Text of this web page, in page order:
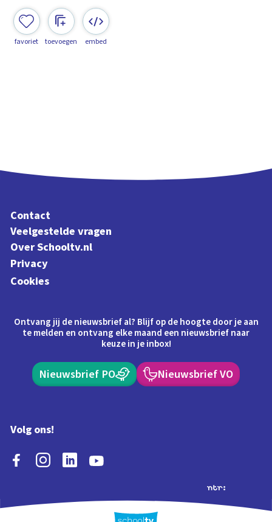
favoriet toevoegen embed
Contact
Veelgestelde vragen
Over Schooltv.nl
Privacy
Cookies
Ontvang jij de nieuwsbrief al? Blijf op de hoogte door je aan
te melden en ontvang elke maand een nieuwsbrief naar
keuze in je inbox!
Nieuwsbrief PO Nieuwsbrief VO
Volg ons!